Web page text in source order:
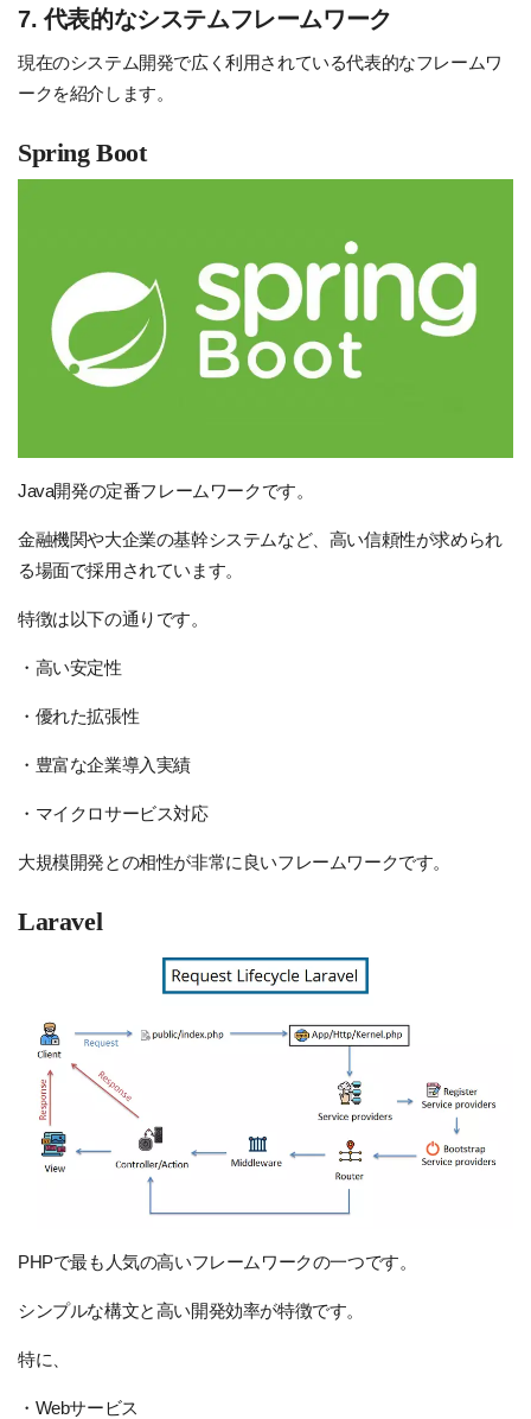
7. 代表的なシステムフレームワーク
現在のシステム開発で広く利用されている代表的なフレームワ
ークを紹介します。
Spring Boot
Java開発の定番フレームワークです。
金融機関や大企業の基幹システムなど、高い信頼性が求められ
る場面で採用されています。
特徴は以下の通りです。
・高い安定性
・優れた拡張性
・豊富な企業導入実績
・マイクロサービス対応
大規模開発との相性が非常に良いフレームワークです。
Laravel
PHPで最も人気の高いフレームワークの一つです。
シンプルな構文と高い開発効率が特徴です。
特に、
・Webサービス